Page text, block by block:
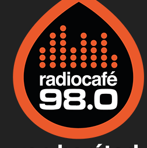
Boston, teadélután, bab
Apr 9, 2026 • 00:37:17
Fermentáljunk, a testünk
Apr 3, 2026 • 00:36:07